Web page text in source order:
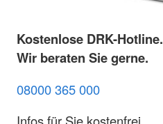
Kostenlose DRK-Hotline.
Wir beraten Sie gerne.
08000 365 000